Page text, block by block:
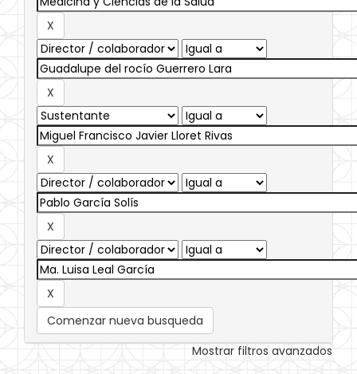
Comenzar nueva busqueda
Mostrar filtros avanzados